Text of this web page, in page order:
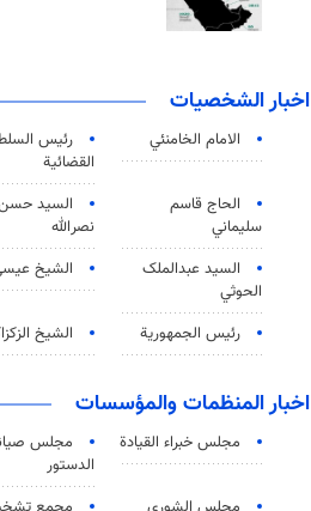
اخبار الشخصيات
الامام الخامنئي
رئیس
القضائیة
الحاج قاسم
سليماني
السيد
نصرالله
السید عبدالملک
الحوثي
الشيخ
رئيس الجمهورية الشيخ
اخبار المنظمات والمؤسسات
مجلس خبراء القيادة
مجلس
الدستور